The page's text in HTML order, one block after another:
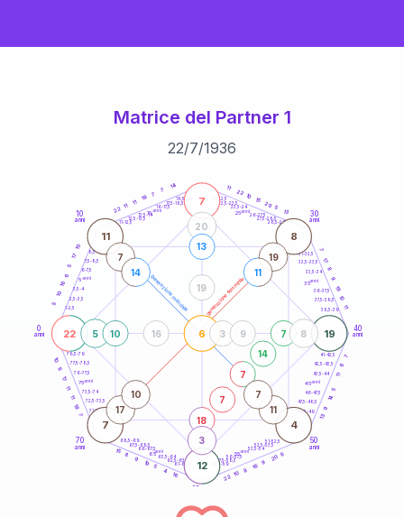
Matrice del Partner 1
22/7/1936
generazione maschile generazione femminile
0
anni
10
anni
30
anni
40
anni
50
anni
60
70
anni
1-2,5
2,5-3,5
3,5-4
6-7,5
7,5-8,5
8,5-9
11-12,5
12,5-13,5
13,5-14
16-17,5
17,5-18,5
18,5-19
21-22,5
22,5-23,5
23,5-24
26-27,5
27,5-28,5
28,5-29
31-32,5
32,5-33,5
33,5-34
36-37,5
37,5-38,5
38,5-39
41-42,5
42,5-43,5
43,5-44
46-47,5
47,5-48,5
48,5-49
51-52,5
52,5-53,5
53,5-54
56-57,5
57,5-58,5
58,5-59
61-62,5
62,5-63,5
63,5-64
66-67,5
67,5-68,5
68,5-69
71-72,5
72,5-73,5
73,5-74
76-77,5
77,5-78,5
78,5-79
5
10
16
6
5
17
10
22 11
11
18 7
7
14 11
22 10
15
20 5
13
7
17
8
9
19
10
11
7
6
11
5
14
9
13
6
20
9
16
8
10
22
16
4
5
19
9
8
15
7
18
11
11
17
6
10
22
7
19
12
6
11 8
7 4
18
7
7
14
7
5
20
8
3
10
13
3 9
16
19
7
14
19
11
17
10
11
7
5anni
15 anni 25anni
35anni
45anni
55anni
65anni
75anni